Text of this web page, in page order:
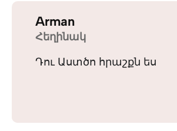
Arman
Հեղինակ
Դու Աստծո հրաշքն ես